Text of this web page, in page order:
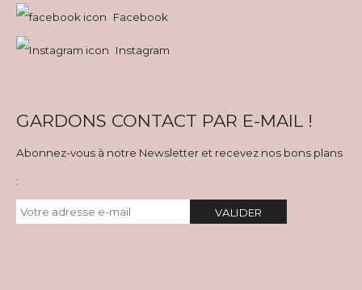
Facebook
Instagram
GARDONS CONTACT PAR E-MAIL !
Abonnez-vous à notre Newsletter et recevez nos bons plans
:
VALIDER